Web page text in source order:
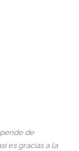
de
es gracias a la